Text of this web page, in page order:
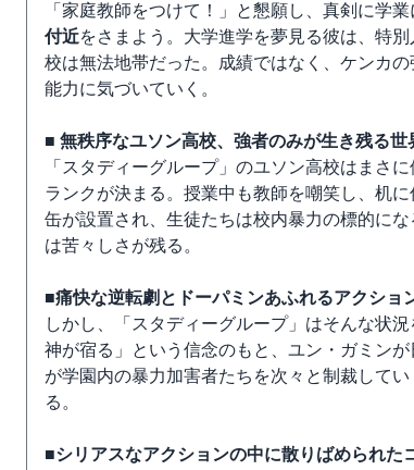
「家庭教師をつけて！」と懇願し、真剣に学
付近をさまよう。大学進学を夢見る彼は、特
校は無法地帯だった。成績ではなく、ケンカ
能力に気づいていく。
■ 無秩序なユソン高校、強者のみが生き残る世
「スタディーグループ」のユソン高校はまさ
ランクが決まる。授業中も教師を嘲笑し、机
缶が設置され、生徒たちは校内暴力の標的に
は苦々しさが残る。
■痛快な逆転劇とドーパミンあふれるアクショ
しかし、「スタディーグループ」はそんな状
神が宿る」という信念のもと、ユン・ガミン
が学園内の暴力加害者たちを次々と制裁して
る。
■シリアスなアクションの中に散りばめられた